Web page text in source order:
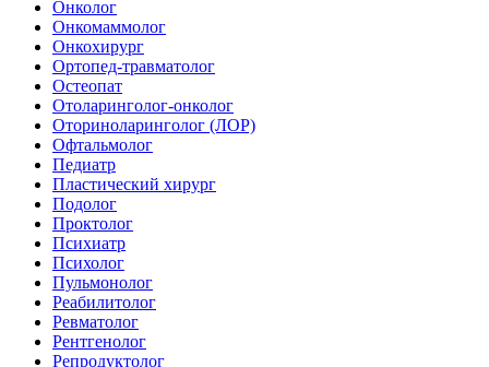
Онколог
Онкомаммолог
Онкохирург
Ортопед-травматолог
Остеопат
Отоларинголог-онколог
Оториноларинголог (ЛОР)
Офтальмолог
Педиатр
Пластический хирург
Подолог
Проктолог
Психиатр
Психолог
Пульмонолог
Реабилитолог
Ревматолог
Рентгенолог
Репродуктолог